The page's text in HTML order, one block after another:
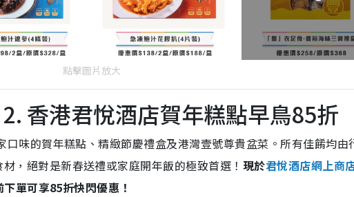
點擊圖片放大
香港君悅酒店賀年糕點早鳥85折
口味的賀年糕點、精緻節慶禮盒及港灣壹號尊貴盆菜。所有佳餚均由
，絕對是新春送禮或家庭開年飯的極致首選！ 現於君悅酒店網上商
單可享85折快閃優惠！